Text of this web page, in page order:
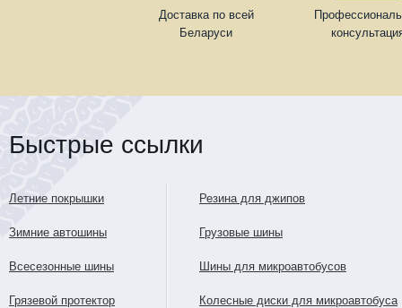
Доставка по всей
Беларуси
Быстрые ссылки
Летние покрышки
Зимние автошины
Всесезонные шины
Грязевой протектор
Резина для джипов
Грузовые шины
Шины для микроавтобусов
Колесные диски для микроавтобуса